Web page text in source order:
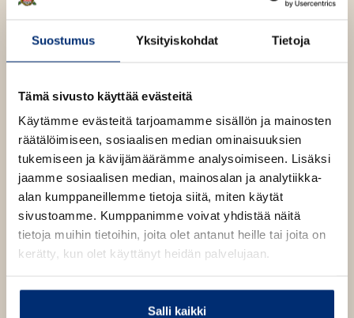
Suostumus Yksityiskohdat Tietoja
Tämä sivusto käyttää evästeitä
Käytämme evästeitä tarjoamamme sisällön ja mainosten
räätälöimiseen, sosiaalisen median ominaisuuksien
tukemiseen ja kävijämäärämme analysoimiseen. Lisäksi
jaamme sosiaalisen median, mainosalan ja analytiikka-
alan kumppaneillemme tietoja siitä, miten käytät
sivustoamme. Kumppanimme voivat yhdistää näitä
tietoja muihin tietoihin, joita olet antanut heille tai joita on
kerätty, kun olet käyttänyt heidän palvelujaan.
Salli kaikki